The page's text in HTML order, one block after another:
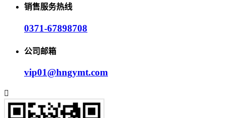
销售服务热线
0371-67898708
公司邮箱
vip01@hngymt.com